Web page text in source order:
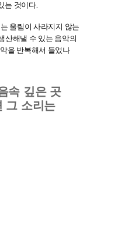
는 것이다.
울림이 사라지지 않는
산해낼 수 있는 음악의
을 반복해서 들었나
속 깊은 곳
그 소리는